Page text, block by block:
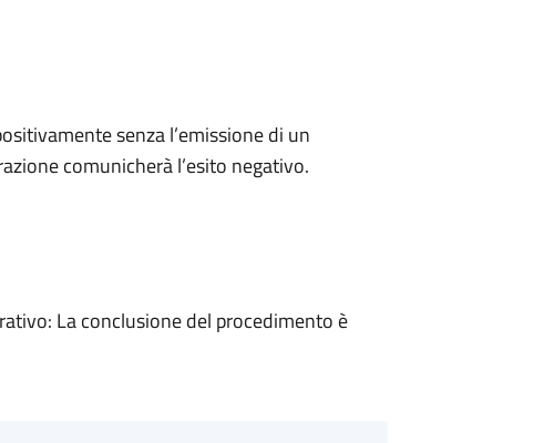
senza l’emissione di un
comunicherà l’esito negativo.
La conclusione del procedimento è